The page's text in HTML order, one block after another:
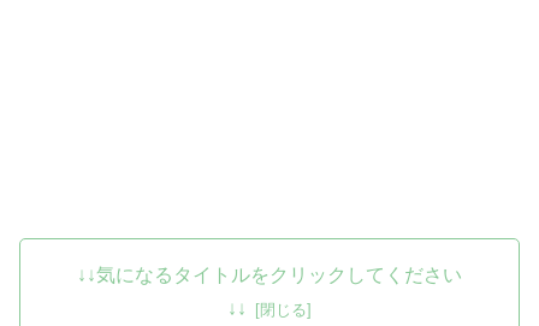
↓↓気になるタイトルをクリックしてください
↓↓